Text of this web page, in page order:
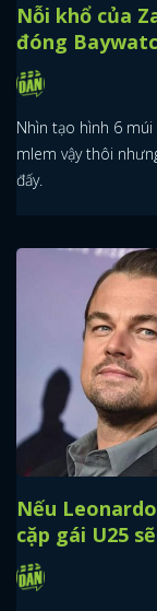
Nỗi khổ của
đóng
Nhìn tạo hình 6
mlem vậy thôi
đấy.
Nếu
cặp gái U25